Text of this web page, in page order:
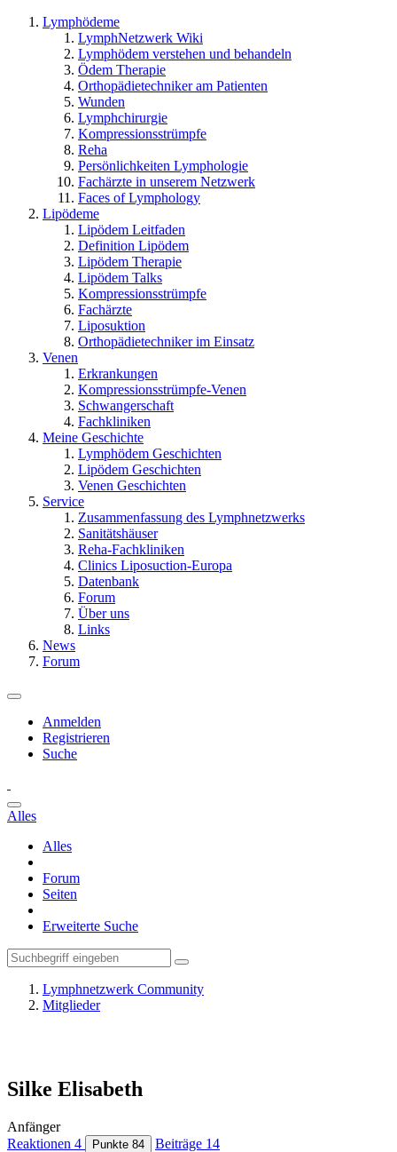
Lymphödeme
LymphNetzwerk Wiki
Lymphödem verstehen und behandeln
Ödem Therapie
Orthopädietechniker am Patienten
Wunden
Lymphchirurgie
Kompressionsstrümpfe
Reha
Persönlichkeiten Lymphologie
Fachärzte in unserem Netzwerk
Faces of Lymphology
Lipödeme
Lipödem Leitfaden
Definition Lipödem
Lipödem Therapie
Lipödem Talks
Kompressionsstrümpfe
Fachärzte
Liposuktion
Orthopädietechniker im Einsatz
Venen
Erkrankungen
Kompressionsstrümpfe-Venen
Schwangerschaft
Fachkliniken
Meine Geschichte
Lymphödem Geschichten
Lipödem Geschichten
Venen Geschichten
Service
Zusammenfassung des Lymphnetzwerks
Sanitätshäuser
Reha-Fachkliniken
Clinics Liposuction-Europa
Datenbank
Forum
Über uns
Links
News
Forum
Anmelden
Registrieren
Suche
Alles
Alles
Forum
Seiten
Erweiterte Suche
Lymphnetzwerk Community
Mitglieder
Silke Elisabeth
Anfänger
Reaktionen 4 Punkte 84 Beiträge 14